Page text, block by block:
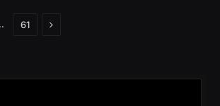
61 Próximo